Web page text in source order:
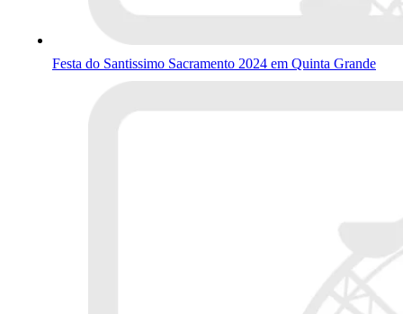
Festa do Santissimo Sacramento 2024 em Quinta Grande